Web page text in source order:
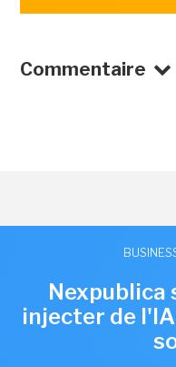
Commentaire
injecter de